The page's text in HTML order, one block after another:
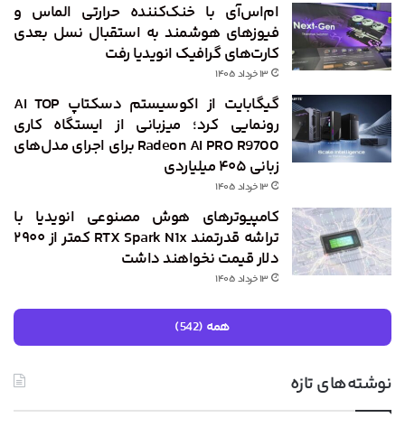
ام‌اس‌آی با خنک‌کننده حرارتی الماس و
فیوزهای هوشمند به استقبال نسل بعدی
کارت‌های گرافیک انویدیا رفت
۱۳ خرداد ۱۴۰۵
گیگابایت از اکوسیستم دسکتاپ AI TOP
رونمایی کرد؛ میزبانی از ایستگاه کاری
Radeon AI PRO R9700 برای اجرای مدل‌های
زبانی ۴۰۵ میلیاردی
۱۳ خرداد ۱۴۰۵
کامپیوترهای هوش مصنوعی انویدیا با
تراشه قدرتمند RTX Spark N1x کمتر از ۲۹۰۰
دلار قیمت نخواهند داشت
۱۳ خرداد ۱۴۰۵
همه (542)
نوشته‌های تازه